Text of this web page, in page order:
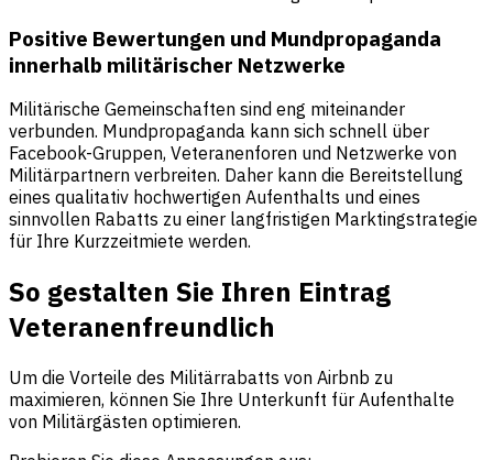
Positive Bewertungen und Mundpropaganda
innerhalb militärischer Netzwerke
Militärische Gemeinschaften sind eng miteinander
verbunden. Mundpropaganda kann sich schnell über
Facebook-Gruppen, Veteranenforen und Netzwerke von
Militärpartnern verbreiten. Daher kann die Bereitstellung
eines qualitativ hochwertigen Aufenthalts und eines
sinnvollen Rabatts zu einer langfristigen Marktingstrategie
für Ihre Kurzzeitmiete werden.
So gestalten Sie Ihren Eintrag
Veteranenfreundlich
Um die Vorteile des Militärrabatts von Airbnb zu
maximieren, können Sie Ihre Unterkunft für Aufenthalte
von Militärgästen optimieren.